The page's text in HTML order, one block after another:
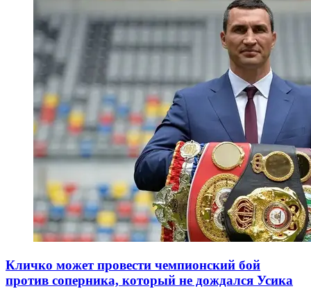
Кличко может провести чемпионский бой
против соперника, который не дождался Усика